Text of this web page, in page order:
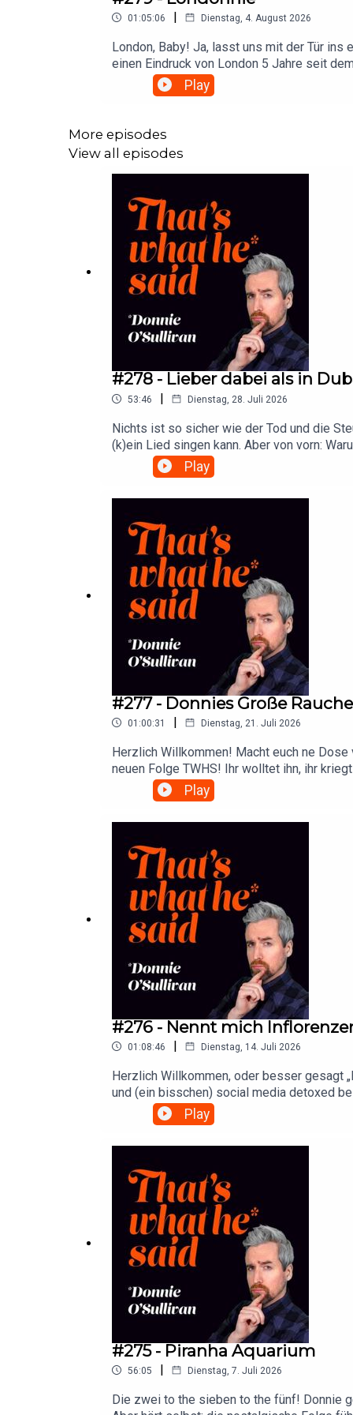
01:05:06 | Dienstag, 4. August 2026
London, Baby! Ja, lasst uns mit der Tür
einen Eindruck von London 5 Jahre seit
Erfahrung! Und nein, das soll noch nicht
am Flughafen im Zoll feststeckt? Hat er
CiaoCodes, Support und Partner:innen von
Donnies Hauptkanal und Donnie Uncut.Ihr
Merch? Hier geht's zu Donnies
Play
More episodes
View all episodes
#278 - Lieber dabei als in
53:46 | Dienstag, 28. Juli 2026
Nichts ist so sicher wie der Tod und die
(k)ein Lied singen kann. Aber von vorn:
Selbstständige beachten? Und warum
lieber den künftigen Ausflugsplänen.
von Donnie unter https://linktr.ee/
wollt Donnie unterstützen? Hier geht's zur
Shop: https://supergeek.de/de/
Play
#277 - Donnies Große
01:00:31 | Dienstag, 21. Juli 2026
Herzlich Willkommen! Macht euch ne Dose
neuen Folge TWHS! Ihr wolltet ihn, ihr
gibt also mal wieder eine ordentliche
einfach nur cool ist, oder wenn er abends
und YouTube: Donnies Hauptkanal und
https://www.patreon.com/TWHSBock auf
an Donnie? Schick eine Mail an
Play
#276 - Nennt mich
01:08:46 | Dienstag, 14. Juli 2026
Herzlich Willkommen, oder besser gesagt
und (ein bisschen) social media detoxed
Florenz gemacht? Naja, um das zu
ihren kleinen.. naja...lässt sich Service-
TWHS: https://www.patreon.com/
Fragen an Donnie? Schick eine Mail an
Play
#275 - Piranha Aquarium
56:05 | Dienstag, 7. Juli 2026
Die zwei to the sieben to the fünf! Donnie